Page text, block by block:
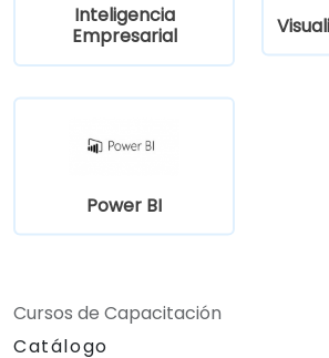
Inteligencia
Empresarial
Power BI
Cursos de Capacitación
Catálogo